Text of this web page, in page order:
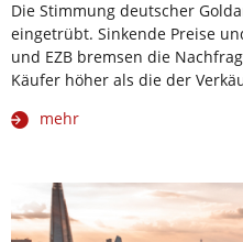
Die Stimmung deutscher
eingetrübt. Sinkende Preise
und EZB bremsen die
Käufer höher als die der
mehr